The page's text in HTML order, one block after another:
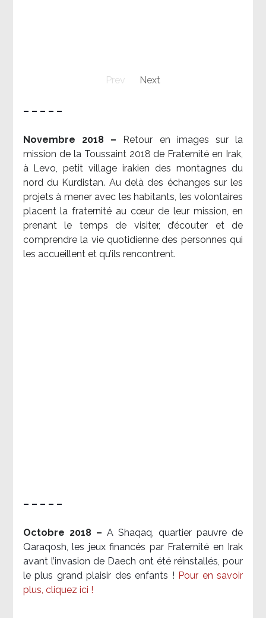
Prev Next
– – – – –
Novembre 2018 –
Retour en images sur la
mission de la Toussaint 2018 de Fraternité en Irak,
à Levo, petit village irakien des montagnes du
nord du Kurdistan. Au delà des échanges sur les
projets à mener avec les habitants, les volontaires
placent la fraternité au cœur de leur mission, en
prenant le temps de visiter, d’écouter et de
comprendre la vie quotidienne des personnes qui
les accueillent et qu’ils rencontrent.
– – – – –
Octobre 2018 – A Shaqaq, quartier pauvre de
Qaraqosh, les jeux financés par Fraternité en Irak​
avant l’invasion de Daech ont été réinstallés, pour
le plus grand plaisir des enfants ! Pour en savoir
plus, cliquez ici !